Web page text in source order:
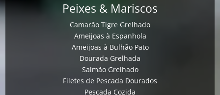
Peixes & Mariscos
Camarão Tigre Grelhado
Ameijoas à Espanhola
Ameijoas à Bulhão Pato
Dourada Grelhada
Salmão Grelhado
Filetes de Pescada Dourados
Pescada Cozida